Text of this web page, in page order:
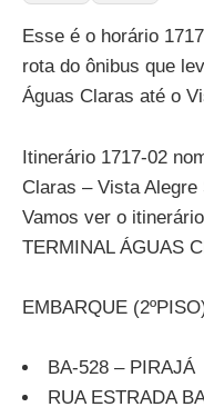
Esse é o horário
rota do ônibus que
Águas Claras até o
Itinerário 1717-02
Claras – Vista Alegre
Vamos ver o
TERMINAL ÁGUAS
EMBARQUE
BA-528 – PIRAJÁ
RUA ESTRADA